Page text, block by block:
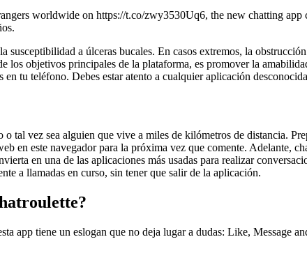
worldwide on https://t.co/zwy3530Uq6, the new chatting
susceptibilidad a úlceras bucales. En casos extremos, la
objetivos principales de la plataforma, es promover la
en tu teléfono. Debes estar atento a cualquier aplicación
tal vez sea alguien que vive a miles de kilómetros de distancia.
en este navegador para la próxima vez que comente. Adelante,
en una de las aplicaciones más usadas para realizar
a llamadas en curso, sin tener que salir de la aplicación.
app tiene un eslogan que no deja lugar a dudas: Like, Message